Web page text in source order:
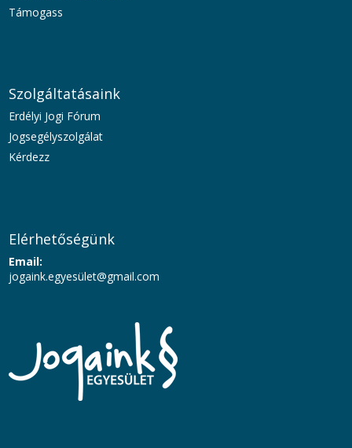
Támogass
Szolgáltatásaink
Erdélyi Jogi Fórum
Jogsegélyszolgálat
Kérdezz
Elérhetőségünk
Email:
jogaink.egyesület@gmail.com